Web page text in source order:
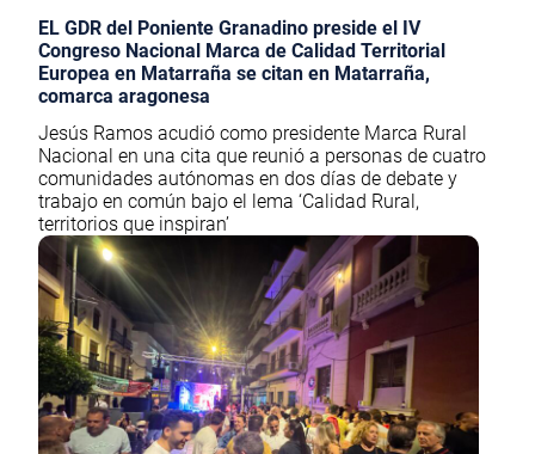
EL GDR del Poniente Granadino preside el IV
Congreso Nacional Marca de Calidad Territorial
Europea en Matarraña se citan en Matarraña,
comarca aragonesa
Jesús Ramos acudió como presidente Marca Rural
Nacional en una cita que reunió a personas de cuatro
comunidades autónomas en dos días de debate y
trabajo en común bajo el lema ‘Calidad Rural,
territorios que inspiran’